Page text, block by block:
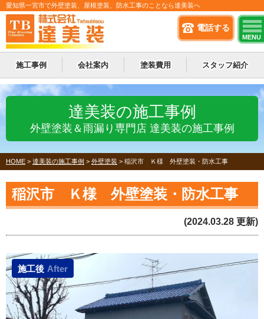
電話する
MENU
愛知県一宮市で外壁塗装、屋根塗装、防水工事のことなら達美装へ
施工事例 会社案内 塗装費用 スタッフ紹介
達美装の施工事例
外壁塗装＆雨漏り専門店 達美装の施工事例
HOME > 達美装の施工事例 > 外壁塗装 > 稲沢市 Ｋ様 外壁塗装・防水工事
稲沢市 Ｋ様 外壁塗装・防水工事
(2024.03.28 更新)
施工後 After